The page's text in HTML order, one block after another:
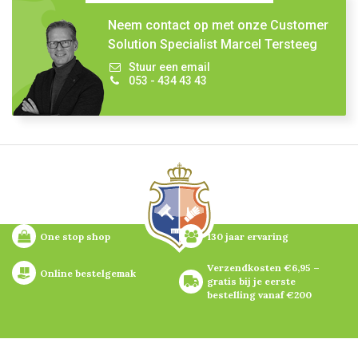
Neem contact op met onze Customer
Solution Specialist Marcel Tersteeg
Stuur een email
053 - 434 43 43
One stop shop 130 jaar ervaring
Online bestelgemak
Verzendkosten €6,95 –
gratis bij je eerste
bestelling vanaf €200